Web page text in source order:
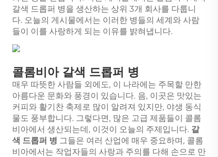
갈색 드롭퍼 병을 생산하는 상위 3개 회사를 다룹니
다. 오늘의 게시물에서는 이러한 병들의 세계와 사람
들이 이를 사랑하게 되는 이유를 밝혀냅니다.
콜롬비아 갈색 드롭퍼 병
매우 따뜻한 사람들 외에도, 이 나라에는 주목할 만한
아름다운 문화와 풍경이 있습니다. 음, 이곳은 맛있는
커피와 활기찬 축제로 많이 알려져 있지만, 야생 동식
물도 풍부합니다. 그렇다면, 많은 고급 제품들이 콜롬
비아에서 생산되는데, 이것이 오늘의 주제입니다. 갈
색 드롭퍼 병 그들은 여러 산업에 매우 중요하며, 콜롬
비아에서는 작업자들의 사랑과 주의를 다해 손으로 만